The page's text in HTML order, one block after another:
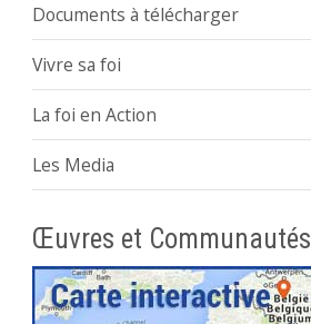
Documents à télécharger
Vivre sa foi
La foi en Action
Les Media
Œuvres et Communautés